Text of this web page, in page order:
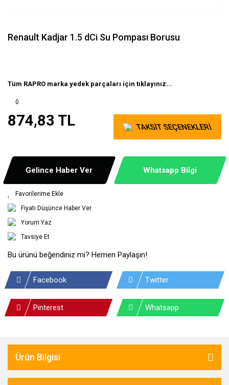
Renault Kadjar 1.5 dCi Su Pompası Borusu
Tüm RAPRO marka yedek parçaları için tıklayınız...
0
874,83 TL TAKSİT SEÇENEKLERİ
Gelince Haber Ver Whatsapp Bilgi
Fiyatı Düşünce Haber Ver
Yorum Yaz
Tavsiye Et
Bu ürünü beğendiniz mi? Hemen Paylaşın!
Facebook Twitter
Pinterest Whatsapp
Ürün Bilgisi